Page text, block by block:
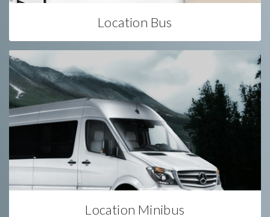
Location Bus
Location Minibus